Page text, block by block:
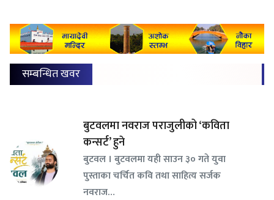
सम्बन्धित खवर
बुटवलमा नवराज पराजुलीको ‘कविता
कन्सर्ट’ हुने
बुटवल । बुटवलमा यही साउन ३० गते युवा
पुस्ताका चर्चित कवि तथा साहित्य सर्जक
नवराज…